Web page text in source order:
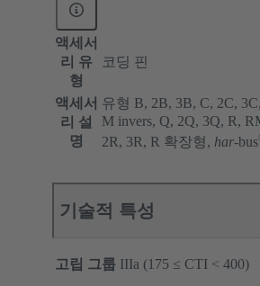
액세서
리 유
형
코딩 핀
액세서
리 설
명
유형 B, 2B, 3B, C, 2C,
M invers, Q, 2Q, 3Q, R,
2R, 3R, R 확장형, har-bus
기술적 특성
고립 그룹 IIIa (175 ≤ CTI < 400)